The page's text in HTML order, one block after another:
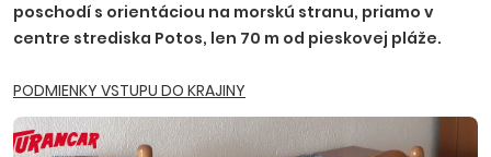
poschodí s orientáciou na morskú stranu, priamo v
centre strediska Potos, len 70 m od pieskovej pláže.
PODMIENKY VSTUPU DO KRAJINY